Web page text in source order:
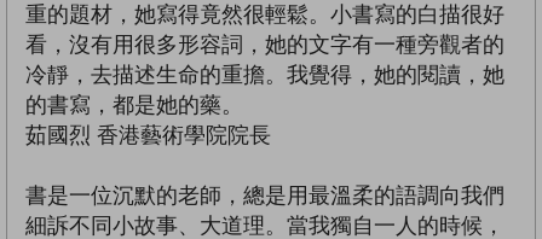
重的題材，她寫得竟然很輕鬆。小書寫的白描很好
看，沒有用很多形容詞，她的文字有一種旁觀者的
冷靜，去描述生命的重擔。我覺得，她的閱讀，她
的書寫，都是她的藥。
茹國烈 香港藝術學院院長
書是一位沉默的老師，總是用最溫柔的語調向我們
細訴不同小故事、大道理。當我獨自一人的時候，